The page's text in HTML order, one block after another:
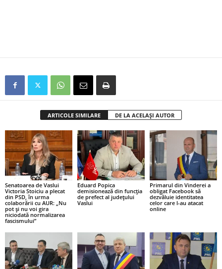
ARTICOLE SIMILARE DE LA ACELAȘI AUTOR
Senatoarea de Vaslui
Victoria Stoiciu a plecat
din PSD, în urma
colaborării cu AUR: „Nu
pot și nu voi gira
niciodată normalizarea
fascismului”
Eduard Popica
demisionează din funcția
de prefect al județului
Vaslui
Primarul din Vinderei a
obligat Facebook să
dezvăluie identitatea
celor care l-au atacat
online